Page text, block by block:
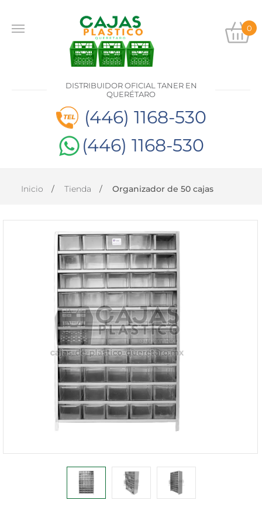
0
DISTRIBUIDOR OFICIAL TANER EN
QUERÉTARO
(446) 1168-530
(446) 1168-530
DISTRIBUIDOR
OFICIAL
(446)
530
(446)
1168-
530
Inicio Tienda Organizador de 50 cajas